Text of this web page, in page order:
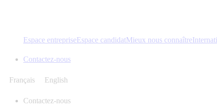
Espace entrepriseEspace candidatMieux nous connaître
Contactez-nous
Français English
Contactez-nous